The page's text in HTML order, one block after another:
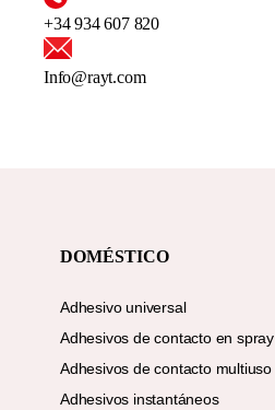
+34 934 607 820
Info@rayt.com
DOMÉSTICO
Adhesivo universal
Adhesivos de contacto en spray
Adhesivos de contacto multiuso
Adhesivos instantáneos